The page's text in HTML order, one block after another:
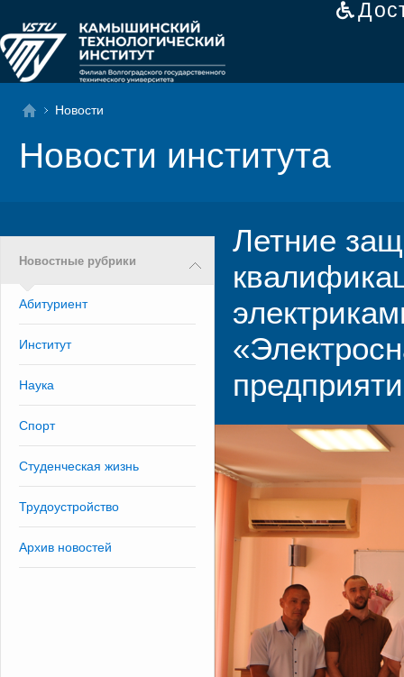
Новости
Новости института
Новостные рубрики
Абитуриент
Институт
Наука
Спорт
Студенческая жизнь
Трудоустройство
Архив новостей
Летние